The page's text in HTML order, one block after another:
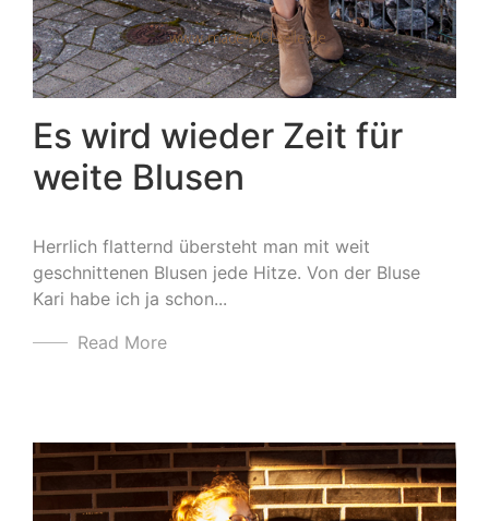
Es wird wieder Zeit für
weite Blusen
Herrlich flatternd übersteht man mit weit
geschnittenen Blusen jede Hitze. Von der Bluse
Kari habe ich ja schon...
Read More